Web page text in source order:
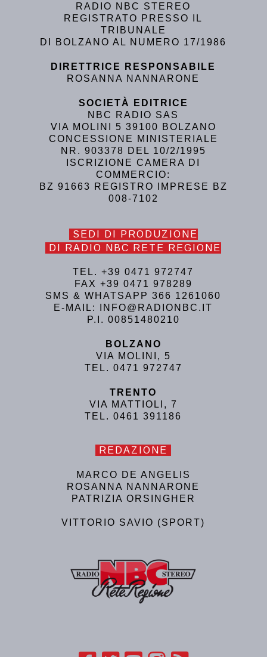
RADIO NBC STEREO
REGISTRATO PRESSO IL
TRIBUNALE
DI BOLZANO AL NUMERO 17/1986
DIRETTRICE RESPONSABILE
ROSANNA NANNARONE
SOCIETÀ EDITRICE
NBC RADIO SAS
VIA MOLINI 5 39100 BOLZANO
CONCESSIONE MINISTERIALE
NR. 903378 DEL 10/2/1995
ISCRIZIONE CAMERA DI
COMMERCIO:
BZ 91663 REGISTRO IMPRESE BZ
008-7102
SEDI DI PRODUZIONE
DI RADIO NBC RETE REGIONE
TEL. +39 0471 972747
FAX +39 0471 978289
SMS & WHATSAPP 366 1261060
E-MAIL: INFO@RADIONBC.IT
P.I. 00851480210
BOLZANO
VIA MOLINI, 5
TEL. 0471 972747
TRENTO
VIA MATTIOLI, 7
TEL. 0461 391186
REDAZIONE
MARCO DE ANGELIS
ROSANNA NANNARONE
PATRIZIA ORSINGHER
VITTORIO SAVIO (SPORT)